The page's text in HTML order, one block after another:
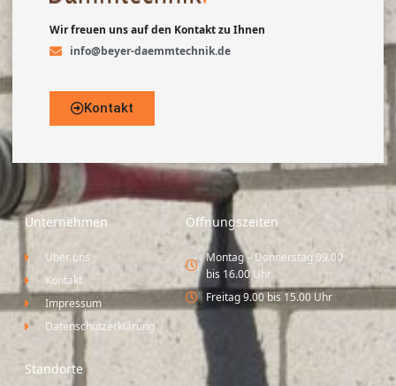
Wir freuen uns auf den Kontakt zu Ihnen
info@beyer-daemmtechnik.de
Kontakt
Unternehmen
Über uns
Kontakt
Impressum
Datenschutzerklärung
Öffnungszeiten
Montag – Donnerstag 09.00
bis 16.00 Uhr
Freitag 9.00 bis 15.00 Uhr
Standorte